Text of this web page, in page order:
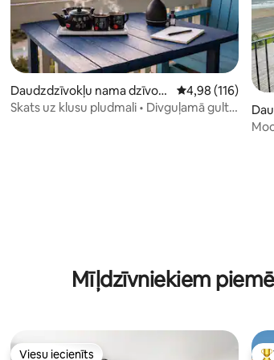
4,95 no 5, atsauksmju skaits: 133
Daudzdzīvokļu nama dzīvokli
s – Galveston
Vidējais
4,98 (116)
Skats uz klusu pludmali • Divguļamā gulta
is –
Mīļdzīvniekiem
Viesu iecienīts